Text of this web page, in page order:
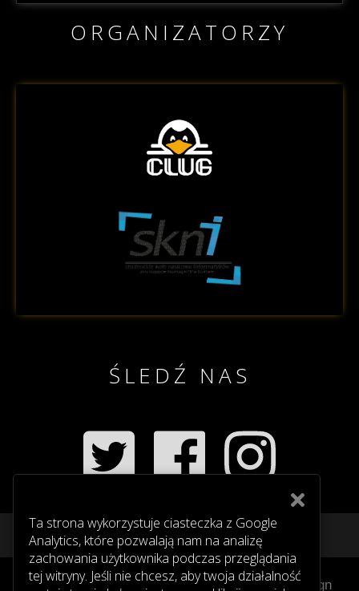
ORGANIZATORZY
ŚLEDŹ NAS
Logo design byWiktoria Wojnarowska| webdesign
Ta strona wykorzystuje ciasteczka z Google
Analytics, które pozwalają nam na analizę
zachowania użytkownika podczas przeglądania
tej witryny. Jeśli nie chcesz, aby twoja działalność